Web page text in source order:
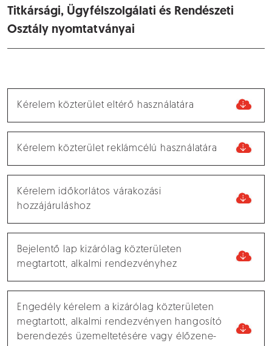
Titkársági, Ügyfélszolgálati és Rendészeti
Osztály nyomtatványai
Kérelem közterület eltérő használatára
Kérelem közterület reklámcélú használatára
Kérelem időkorlátos várakozási
hozzájáruláshoz
Bejelentő lap kizárólag közterületen
megtartott, alkalmi rendezvényhez
Engedély kérelem a kizárólag közterületen
megtartott, alkalmi rendezvényen hangosító
berendezés üzemeltetésére vagy élőzene-